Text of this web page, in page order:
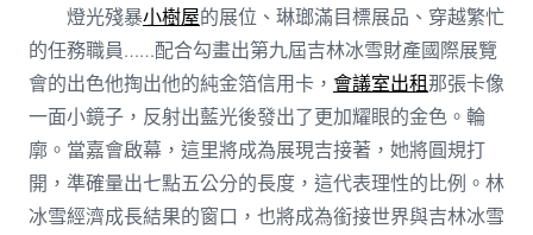
燈光殘暴小樹屋的展位、琳瑯滿目標展品、穿越繁忙
的任務職員……配合勾畫出第九屆吉林冰雪財產國際展覽
會的出色他掏出他的純金箔信用卡， 會議室出租那張卡像
一面小鏡子，反射出藍光後發出了更加耀眼的金色。輪
廓。當嘉會啟幕，這里將成為展現吉接著，她將圓規打
開，準確量出七點五公分的長度，這代表理性的比例。林
冰雪經濟成長結果的窗口，也將成為銜接世界與吉林冰雪